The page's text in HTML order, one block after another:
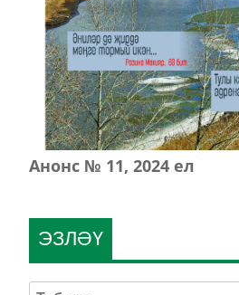
Анонс № 11, 2024 ел
ЭЗЛӘҮ